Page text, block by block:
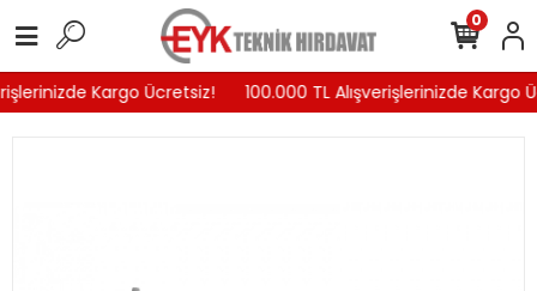
Kargo Ücretsiz! 100.000 TL Alışverişlerinizde Kargo
0